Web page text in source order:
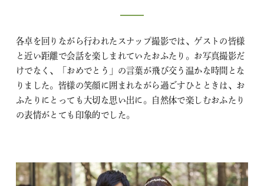
各卓を回りながら行われたスナップ撮影では、ゲストの皆様
と近い距離で会話を楽しまれていたおふたり。お写真撮影だ
けでなく、「おめでとう」の言葉が飛び交う温かな時間とな
りました。皆様の笑顔に囲まれながら過ごすひとときは、お
ふたりにとっても大切な思い出に。自然体で楽しむおふたり
の表情がとても印象的でした。